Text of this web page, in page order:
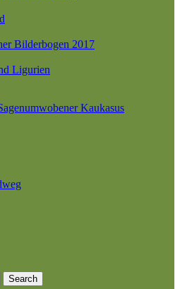
Bilderbogen 2017
Ligurien
Kaukasus
Search